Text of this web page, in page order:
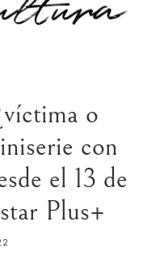
o
con
el 13 de
Plus+